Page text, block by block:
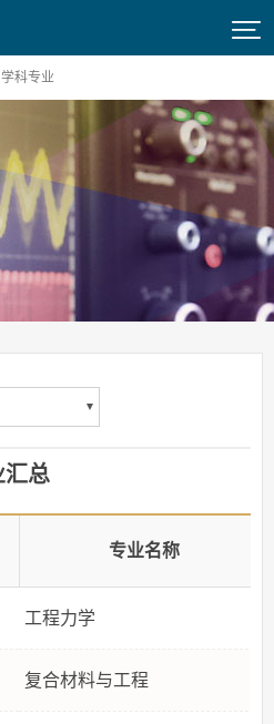

学科专业
汇总
专业名称
工程力学
复合材料与工程